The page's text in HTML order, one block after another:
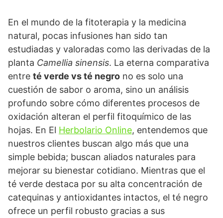
En el mundo de la fitoterapia y la medicina
natural, pocas infusiones han sido tan
estudiadas y valoradas como las derivadas de la
planta Camellia sinensis. La eterna comparativa
entre té verde vs té negro no es solo una
cuestión de sabor o aroma, sino un análisis
profundo sobre cómo diferentes procesos de
oxidación alteran el perfil fitoquímico de las
hojas. En El Herbolario Online, entendemos que
nuestros clientes buscan algo más que una
simple bebida; buscan aliados naturales para
mejorar su bienestar cotidiano. Mientras que el
té verde destaca por su alta concentración de
catequinas y antioxidantes intactos, el té negro
ofrece un perfil robusto gracias a sus